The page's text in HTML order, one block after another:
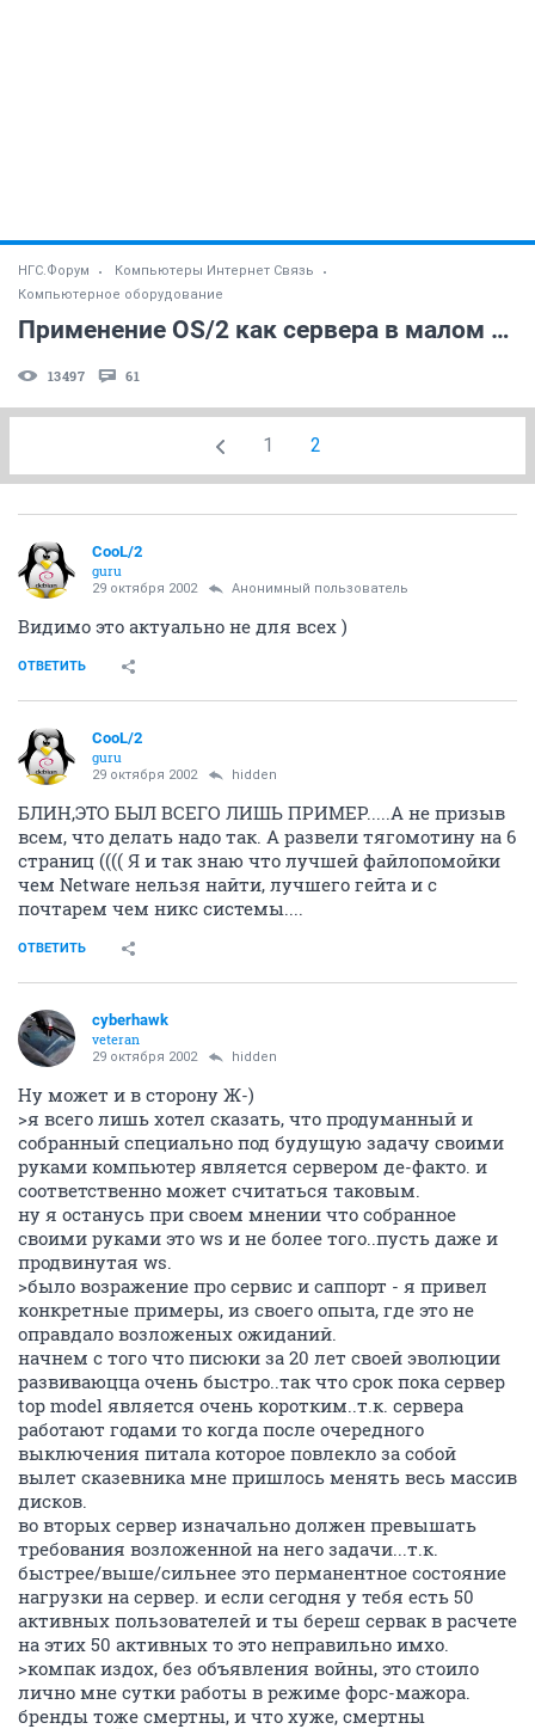
НГС.Форум
Компьютеры Интернет Связь
Компьютерное оборудование
Применение OS/2 как сервера в малом офисе
13497 61
1 2
CooL/2
guru
29 октября 2002 Анонимный пользователь
Видимо это актуально не для всех )
ОТВЕТИТЬ
CooL/2
guru
29 октября 2002 hidden
БЛИН,ЭТО БЫЛ ВСЕГО ЛИШЬ ПРИМЕР.....А не призыв
всем, что делать надо так. А развели тягомотину на 6
страниц (((( Я и так знаю что лучшей файлопомойки
чем Netware нельзя найти, лучшего гейта и с
почтарем чем никс системы....
ОТВЕТИТЬ
cyberhawk
veteran
29 октября 2002 hidden
Ну может и в сторону Ж-)
>я всего лишь хотел сказать, что продуманный и
собранный специально под будущую задачу своими
руками компьютер является сервером де-факто. и
соответственно может считаться таковым.
ну я останусь при своем мнении что собранное
своими руками это ws и не более того..пусть даже и
продвинутая ws.
>было возражение про сервис и саппорт - я привел
конкретные примеры, из своего опыта, где это не
оправдало возложеных ожиданий.
начнем с того что писюки за 20 лет своей эволюции
развиваюцца очень быстро..так что срок пока сервер
top model является очень коротким..т.к. сервера
работают годами то когда после очередного
выключения питала которое повлекло за собой
вылет сказевника мне пришлось менять весь массив
дисков.
во вторых сервер изначально должен превышать
требования возложенной на него задачи...т.к.
быстрее/выше/сильнее это перманентное состояние
нагрузки на сервер. и если сегодня у тебя есть 50
активных пользователей и ты береш сервак в расчете
на этих 50 активных то это неправильно имхо.
>компак издох, без объявления войны, это стоило
лично мне сутки работы в режиме форс-мажора.
бренды тоже смертны, и что хуже, смертны